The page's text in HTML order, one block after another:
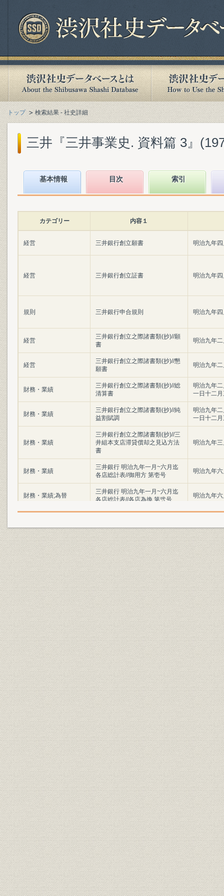
トップ 検索結果 - 社史詳細
三井『三井事業史. 資料篇 3』
基本情報 目次 索引
カテゴリー 内容１
経営 三井銀行創立願書 明治九年
経営 三井銀行創立証書 明治九年
規則 三井銀行申合規則 明治九年
経営
三井銀行創立之際諸書類(抄)//願
書
明治九年
経営
三井銀行創立之際諸書類(抄)//懇
願書
明治九年
財務・業績
三井銀行創立之際諸書類(抄)//総
清算書
明治九年
一日十二
財務・業績
三井銀行創立之際諸書類(抄)//純
益割賦調
明治九年
一日十二
財務・業績
三井銀行創立之際諸書類(抄)//三
井組本支店滞貸償却之見込方法
書
明治九年
財務・業績
三井銀行 明治九年一月~六月迄
各店総計表//御用方 第壱号
明治九年
財務・業績;為替
三井銀行 明治九年一月~六月迄
各店総計表//各店為換 第弐号
明治九年
財務・業績
三井銀行 明治九年一月~六月迄
各店総計表//一時貸 第四号
明治九年
財務・業績
三井銀行 明治九年一月~六月迄
各店総計表//利附預 第五号
明治九年
財務・業績
三井銀行 明治九年一月~六月迄
各店総計表//利附貸 第六号
明治九年
財務・業績
三井銀行 明治九年一月~六月迄
各店総計表//無利足貸 第七号
明治九年
財務・業績
三井銀行 明治九年一月~六月迄
各店総計表//滞貸 第八号
明治九年
財務・業績
三井銀行 明治九年一月~六月迄
各店総計表//諸向 第九号
明治九年
財務・業績
三井銀行 明治九年一月~六月迄
各店総計表//闔店費益取調月表
第十号
明治九年
財務・業績
三井銀行 明治九年一月~六月迄
各店総計表//総計 第十一号
明治九年
財務・業績
三井銀行 明治九年一月~六月迄
各店総計表//現在金 第十二号
明治九年
財務・業績
三井銀行 明治九年一月~六月迄
各店総計表//積金 第十三号
明治九年
経営
旧三井組ヨリ三井銀行ヘ事業引
継契約書
明治九年
財務・業績
三井組闔店貸預リ及現在金引継
証書
明治九年
財務・業績;株式
旧三井組大元方・三井氏同苗中
株式加入金并滞貸償却方協議決
定書
明治九年